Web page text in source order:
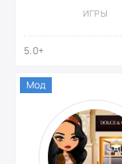
ИГРЫ
5.0+
Мод